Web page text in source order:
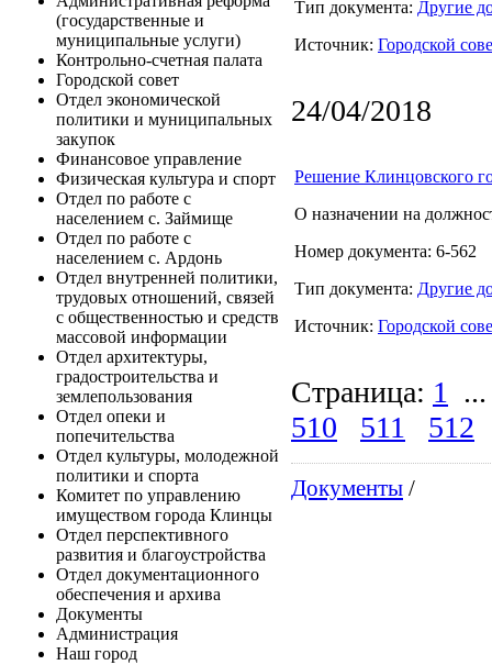
(государственные и
муниципальные услуги)
Контрольно-счетная палата
Городской совет
Отдел экономической
политики и муниципальных
закупок
Финансовое управление
Физическая культура и спорт
Отдел по работе с
населением с. Займище
Отдел по работе с
населением с. Ардонь
Отдел внутренней политики,
трудовых отношений, связей
с общественностью и средств
массовой информации
Отдел архитектуры,
градостроительства и
землепользования
Отдел опеки и
попечительства
Отдел культуры, молодежной
политики и спорта
Комитет по управлению
имуществом города Клинцы
Отдел перспективного
развития и благоустройства
Отдел документационного
обеспечения и архива
Документы
Администрация
Наш город
Тип документа: Другие
Источник: Городской
24/04/2018
Решение Клинцовского
О назначении на
Номер документа: 6-562
Тип документа: Другие
Источник: Городской
Страница: 1
...
510
511 512
Документы /